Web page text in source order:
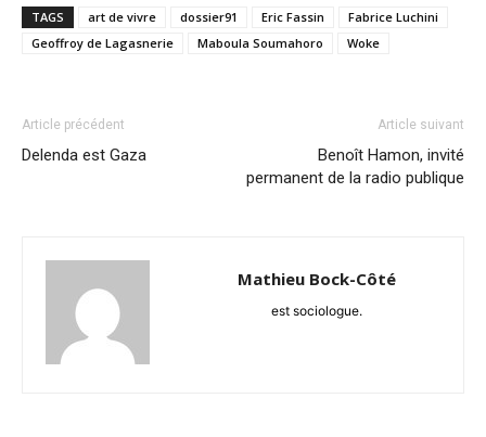
TAGS art de vivre dossier91 Eric Fassin
Fabrice Luchini
Geoffroy de Lagasnerie
Maboula Soumahoro Woke
Article précédent
Delenda est Gaza
Article suivant
Benoît Hamon, invité
permanent de la radio publique
Mathieu Bock-Côté
est sociologue.